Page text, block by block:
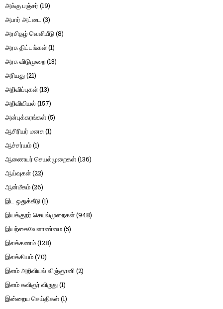
அக்கு பஞ்சர் (19)
அபார் அட்டை (3)
அரசிதழ் வெளியீடு(8)
அரசு திட்டங்கள்(1)
அரசு விடுமுறை(13)
அரியது(21)
அறிவிப்புகள்(13)
அறிவியியல் (157)
அன்புக்கரங்கள்(5)
ஆசிரியர் மனசு(1)
ஆச்சர்யம்(1)
ஆணையர் செயல்முறைகள்(136)
ஆய்வுகள்(22)
ஆன்மீகம்(26)
இட ஒதுக்கீடு(1)
இயக்குநர் செயல்முறைகள்(948)
இயற்கைவேளாண்மை(5)
இலக்கணம்(128)
இலக்கியம்(70)
இளம் அறிவியல் விஞ்ஞானி(2)
இளம் கவிஞர் விருது(1)
இன்றைய செய்திகள்(1)